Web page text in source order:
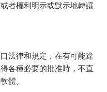
者權利明示或默示地轉讓
法律和規定，在有可能違
各種必要的批准時，不直
體。